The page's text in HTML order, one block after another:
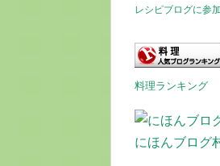
レシピブログに参
料理ランキング
にほんブログ